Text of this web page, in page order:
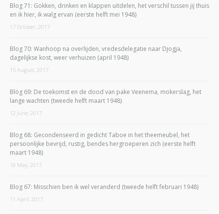
Blog 71: Gokken, drinken en klappen uitdelen, het verschil tussen jij thuis
en ik hier, ik walg ervan (eerste helft mei 1948)
17 October, 2017
Blog 70: Wanhoop na overlijden, vredesdelegatie naar Djogja,
dagelijkse kost, weer verhuizen (april 1948)
15 August, 2017
Blog 69: De toekomst en de dood van pake Veenema, mokerslag, het
lange wachten (tweede helft maart 1948)
12 June, 2017
Blog 68: Gecondenseerd in gedicht Taboe in het theemeubel, het
persoonlijke bevrijd, rustig, bendes hergroeperen zich (eerste helft
maart 1948)
18 May, 2017
Blog 67: Misschien ben ik wel veranderd (tweede helft februari 1948)
11 April, 2017